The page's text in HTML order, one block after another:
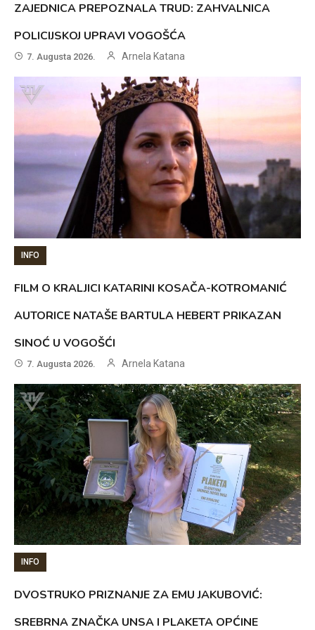
ZAJEDNICA PREPOZNALA TRUD: ZAHVALNICA
POLICIJSKOJ UPRAVI VOGOŠĆA
7. Augusta 2026. Arnela Katana
INFO
FILM O KRALJICI KATARINI KOSAČA-KOTROMANIĆ
AUTORICE NATAŠE BARTULA HEBERT PRIKAZAN
SINOĆ U VOGOŠĆI
7. Augusta 2026. Arnela Katana
INFO
DVOSTRUKO PRIZNANJE ZA EMU JAKUBOVIĆ:
SREBRNA ZNAČKA UNSA I PLAKETA OPĆINE